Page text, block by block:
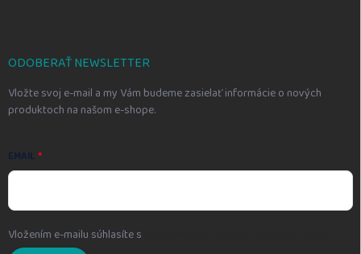
ODOBERAŤ NEWSLETTER
Vložte svoj e-mail a my Vám budeme zasielať informácie o nových
produktoch na našom e-shope.
EMAIL
Vložením e-mailu súhlasíte s